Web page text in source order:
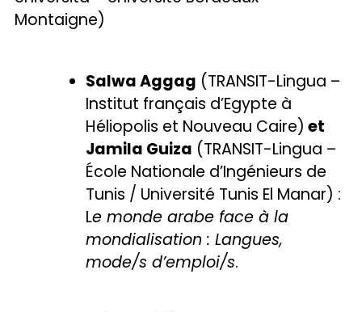
Montaigne)
Salwa Aggag (TRANSIT-Lingua –
Institut français d’Egypte à
Héliopolis et Nouveau Caire) et
Jamila Guiza (TRANSIT-Lingua –
École Nationale d’Ingénieurs de
Tunis / Université Tunis El Manar) :
Le monde arabe face à la
mondialisation : Langues,
mode/s d’emploi/s.